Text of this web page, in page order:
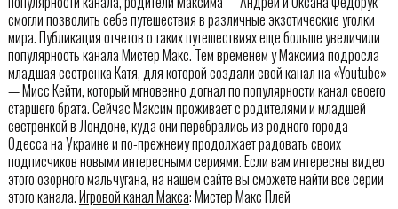
смогли позволить себе путешествия в различные экзотические уголки
мира. Публикация отчетов о таких путешествиях еще больше увеличили
популярность канала Мистер Макс. Тем временем у Максима подросла
младшая сестренка Катя, для которой создали свой канал на «Youtube»
— Мисс Кейти, который мгновенно догнал по популярности канал своего
старшего брата. Сейчас Максим проживает с родителями и младшей
сестренкой в Лондоне, куда они перебрались из родного города
Одесса на Украине и по-прежнему продолжает радовать своих
подписчиков новыми интересными сериями. Если вам интересны видео
этого озорного мальчугана, на нашем сайте вы сможете найти все серии
этого канала.Игровой канал Макса: Мистер Макс Плей